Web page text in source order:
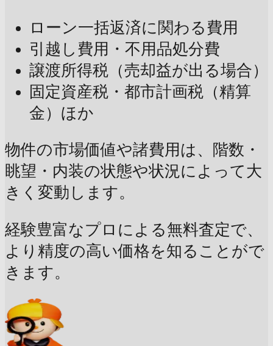
ローン一括返済に関わる費用
引越し費用・不用品処分費
譲渡所得税（売却益が出る場合）
固定資産税・都市計画税（精算
金）ほか
物件の市場価値や諸費用は、階数・
眺望・内装の状態や状況によって大
きく変動します。
経験豊富なプロによる無料査定で、
より精度の高い価格を知ることがで
きます。